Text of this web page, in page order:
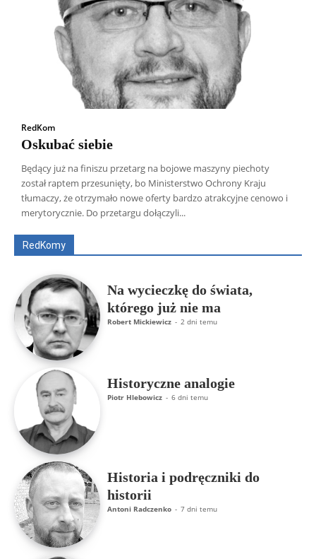
RedKom
Oskubać siebie
Będący już na finiszu przetarg na bojowe maszyny piechoty
został raptem przesunięty, bo Ministerstwo Ochrony Kraju
tłumaczy, że otrzymało nowe oferty bardzo atrakcyjne cenowo i
merytorycznie. Do przetargu dołączyli...
RedKomy
Wszyscy Aleksander Borowik
Antoni Radczenko
Artur Płokszto
Grzegorz Górny
ks. Jarosław Wąsowicz SDB
Na wycieczkę do świata,
którego już nie ma
Robert Mickiewicz - 2 dni temu
Historyczne analogie
Piotr Hlebowicz - 6 dni temu
Historia i podręczniki do
historii
Antoni Radczenko - 7 dni temu